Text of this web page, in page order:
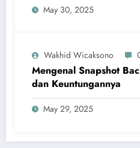
May 30, 2025
Wakhid Wicaksono
Mengenal Snapshot
dan Keuntungannya
May 29, 2025